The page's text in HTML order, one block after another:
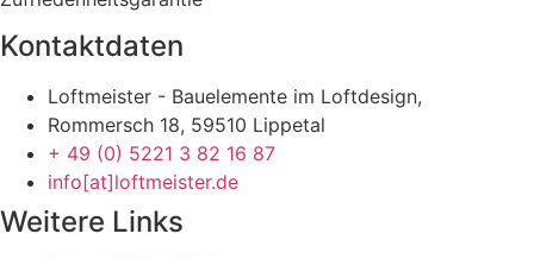
Kontaktdaten
Loftmeister - Bauelemente im Loftdesign,
Rommersch 18, 59510 Lippetal
+ 49 (0) 5221 3 82 16 87
info[at]loftmeister.de
Weitere Links